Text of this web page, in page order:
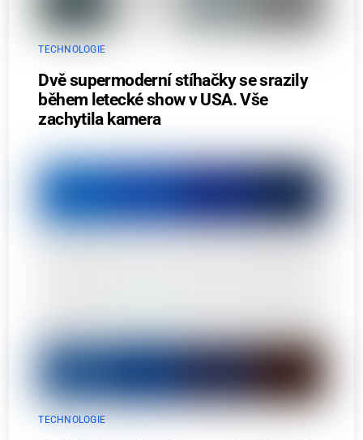
TECHNOLOGIE
Dvě supermoderní stíhačky se srazily
během letecké show v USA. Vše
zachytila kamera
TECHNOLOGIE